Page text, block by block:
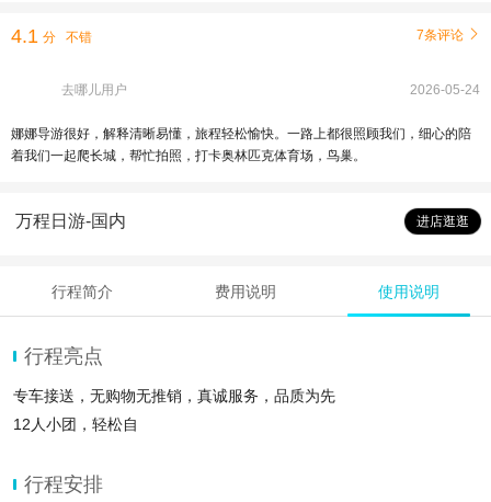
4.1 分 不错 7条评论 
去哪儿用户 2026-05-24
娜娜导游很好，解释清晰易懂，旅程轻松愉快。一路上都很照顾我们，细心的陪
着我们一起爬长城，帮忙拍照，打卡奥林匹克体育场，鸟巢。
万程日游-国内 进店逛逛
行程简介 费用说明 使用说明
行程亮点
专车接送，无购物无推销，真诚服务，品质为先
12人小团，轻松自
行程安排